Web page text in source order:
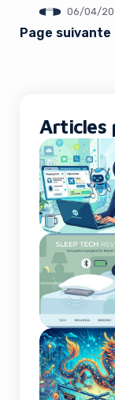
dominent la
cruciale se
06/04/
Page suivante
Articles